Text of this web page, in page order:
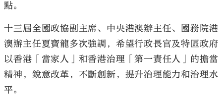
點。
十三屆全國政協副主席、中央港澳辦主任、國務院港
澳辦主任夏寶龍多次強調，希望行政長官及特區政府
以香港「當家人」和香港治理「第一責任人」的擔當
精神，銳意改革，不斷創新，提升治理能力和治理水
平。